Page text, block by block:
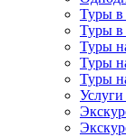
Туры в
Туры в
Туры
Туры
Туры